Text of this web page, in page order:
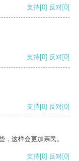
支持[0] 反对[0]
支持[0] 反对[0]
支持[0] 反对[0]
，这样会更加亲民。
支持[0] 反对[0]